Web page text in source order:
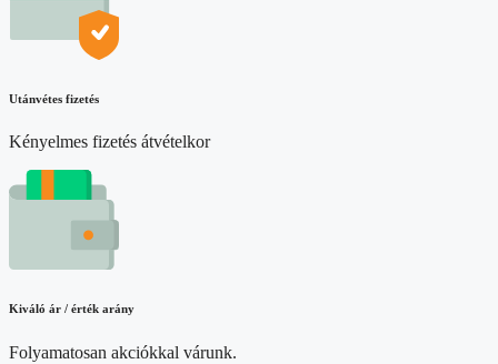
Utánvétes fizetés
Kényelmes fizetés átvételkor
Kiváló ár / érték arány
Folyamatosan akciókkal várunk.